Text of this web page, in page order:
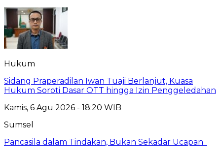
Hukum
Sidang Praperadilan Iwan Tuaji Berlanjut, Kuasa
Hukum Soroti Dasar OTT hingga Izin Penggeledahan
Kamis, 6 Agu 2026 - 18:20 WIB
Sumsel
Pancasila dalam Tindakan, Bukan Sekadar Ucapan